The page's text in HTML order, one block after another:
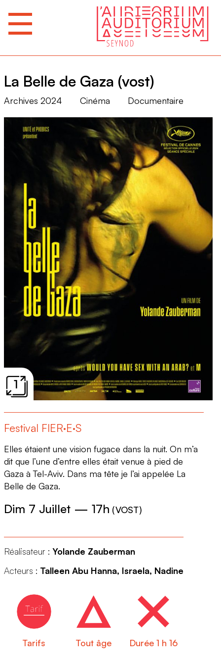
La Belle de Gaza (vost)
Archives 2024 Cinéma Documentaire
1
Festival FIER·E·S
Elles étaient une vision fugace dans la nuit. On m’a
dit que l’une d’entre elles était venue à pied de
Gaza à Tel-Aviv. Dans ma tête je l’ai appelée La
Belle de Gaza.
Dim 7 Juillet — 17h (VOST)
Réalisateur : Yolande Zauberman
Acteurs : Talleen Abu Hanna, Israela, Nadine
Tarifs Tout âge Durée 1 h 16